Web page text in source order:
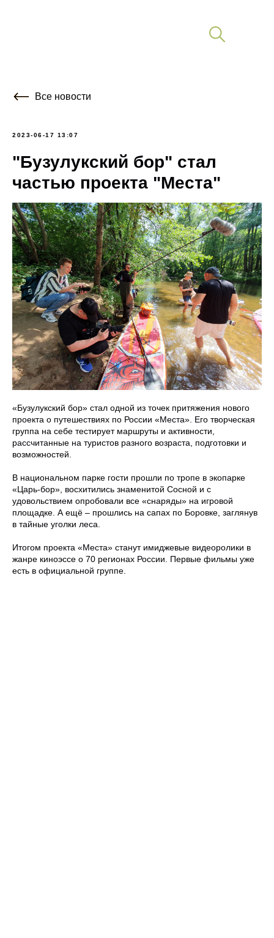
Все новости
2023-06-17 13:07
"Бузулукский бор" стал
частью проекта "Места"
«Бузулукский бор» стал одной из точек притяжения нового
проекта о путешествиях по России «Места». Его творческая
группа на себе тестирует маршруты и активности,
рассчитанные на туристов разного возраста, подготовки и
возможностей.
В национальном парке гости прошли по тропе в экопарке
«Царь-бор», восхитились знаменитой Сосной и с
удовольствием опробовали все «снаряды» на игровой
площадке. А ещё – прошлись на сапах по Боровке, заглянув
в тайные уголки леса.
Итогом проекта «Места» станут имиджевые видеоролики в
жанре киноэссе о 70 регионах России. Первые фильмы уже
есть в официальной группе.